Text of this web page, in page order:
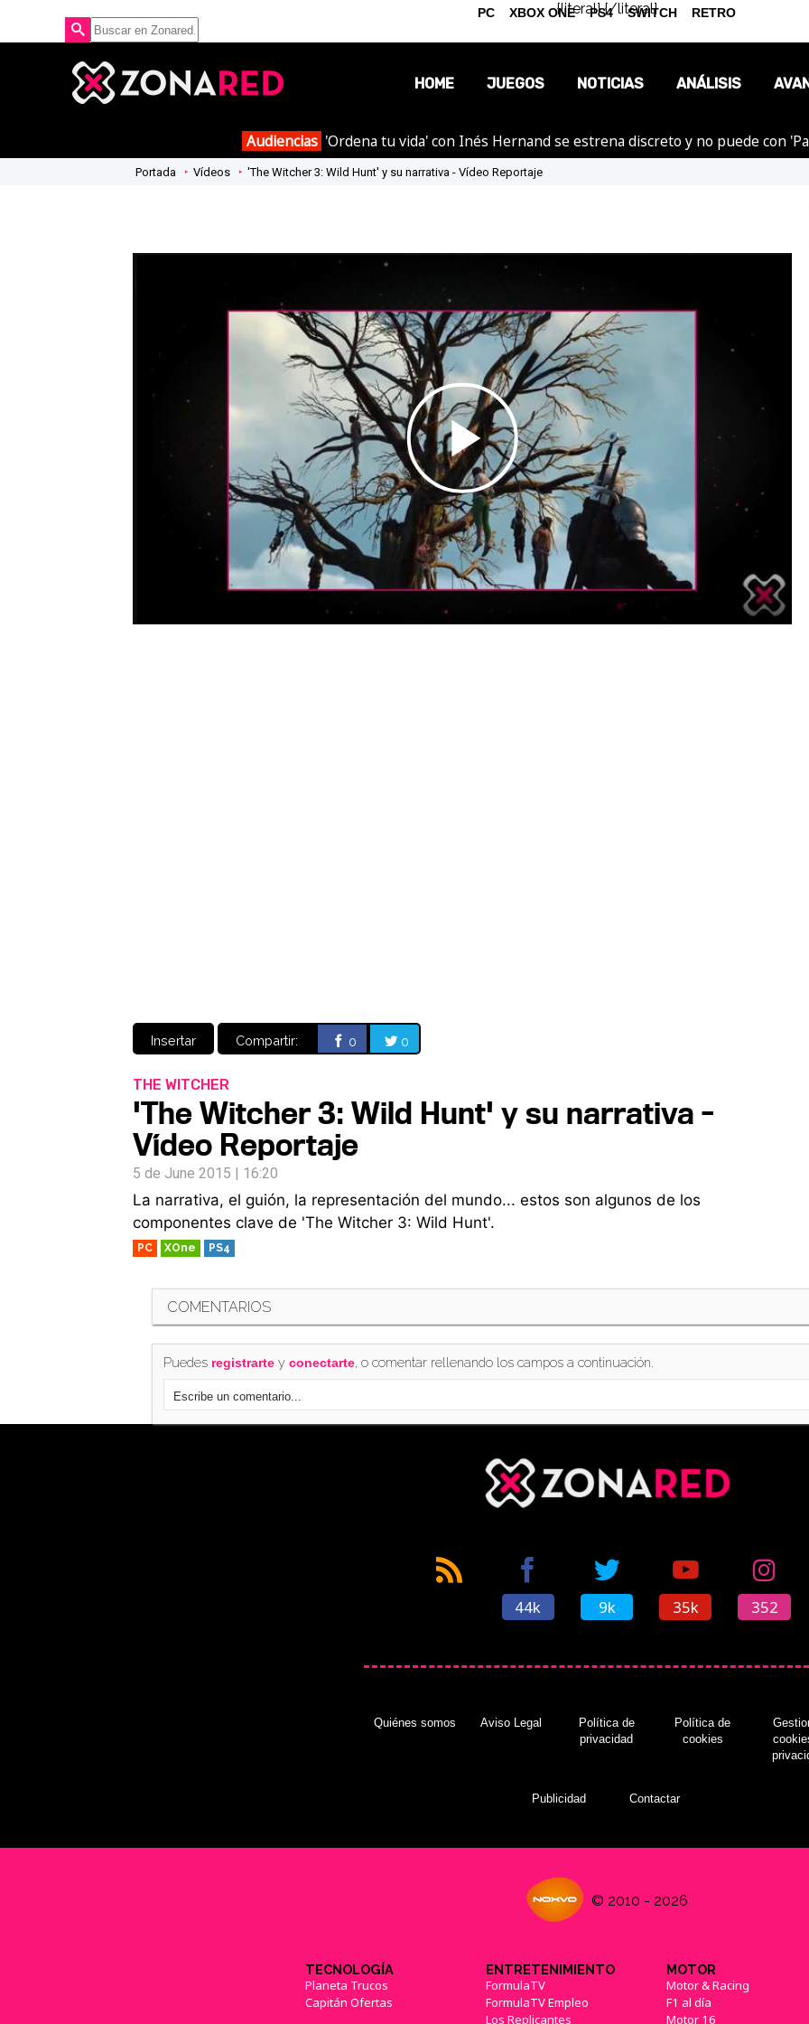
{literal}{/literal}
HOME JUEGOS NOTICIAS
OPINIÓN
ANÁLISIS
Audiencias 'Ordena tu vida' con Inés Hernand se estrena discreto y no puede con
Portada Vídeos 'The Witcher 3: Wild Hunt' y su narrativa - Vídeo Reportaje
Play
Video
Insertar Compartir: 0 0
THE WITCHER
'The Witcher 3: Wild Hunt' y su narrativa -
Vídeo Reportaje
5 de June 2015 | 16:20
La narrativa, el guión, la representación del mundo... estos son algunos de los
componentes clave de 'The Witcher 3: Wild Hunt'.
PC XOne PS4
COMENTARIOS
Puedes registrartey conectarte, o comentar rellenando los campos a continuación.
PC XBOX ONE PS4 SWITCH RETRO
44k 9k 35k 352
Quiénes somos Aviso Legal
Política de
privacidad
Política de
cookies
Publicidad Contactar
© 2010 - 2026
TECNOLOGÍA
Planeta Trucos
Capitán Ofertas
ENTRETENIMIENTO
FormulaTV
FormulaTV Empleo
Los Replicantes
MOTOR
Motor & Racing
F1 al día
Motor 16